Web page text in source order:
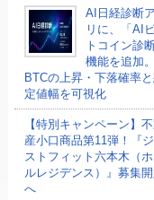
AI日経診断
リに、「AI
トコイン診断
機能を追加。
BTCの上昇・下落確率
定値幅を可視化
【特別キャンペーン】
産小口商品第11弾！『
ストフィット六本木（
ルレジデンス）』募集
へ